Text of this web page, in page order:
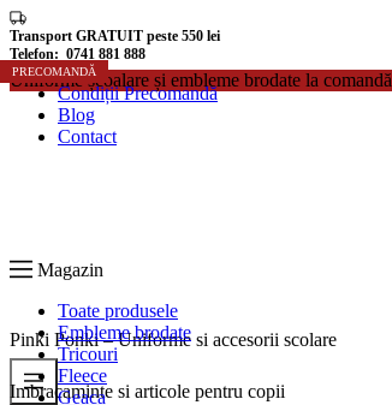
Transport GRATUIT peste 550 lei
Telefon: 0741 881 888
Condiții Precomandă
Blog
Contact
Uniforme școalare și embleme brodate la comandă
Pinki Ponki – Uniforme si accesorii scolare
Imbracaminte si articole pentru copii
Magazin
Toate produsele
Embleme brodate
Tricouri
Fleece
Geaca
PRECOMANDĂ
PRECOMANDĂ